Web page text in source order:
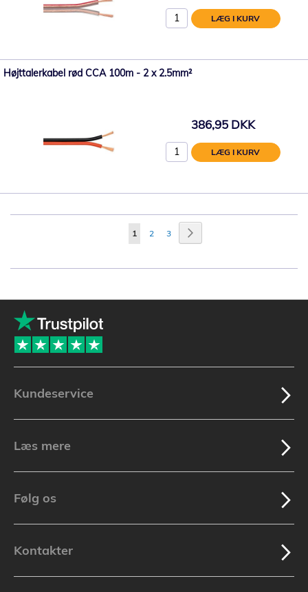
LÆG I KURV
Højttalerkabel rød CCA 100m - 2 x 2.5mm²
386,95 DKK
LÆG I KURV
Side
Du
1 Side
2 Side
3
Kundeservice
Læs mere
Følg os
Kontakter